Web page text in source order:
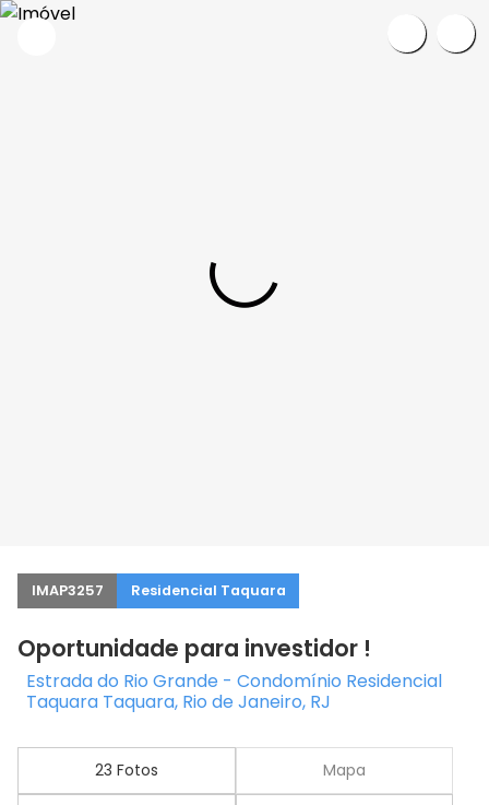
IMAP3257 Residencial Taquara
Oportunidade para investidor !
Estrada do Rio Grande - Condomínio Residencial
Taquara Taquara, Rio de Janeiro, RJ
23 Fotos Mapa